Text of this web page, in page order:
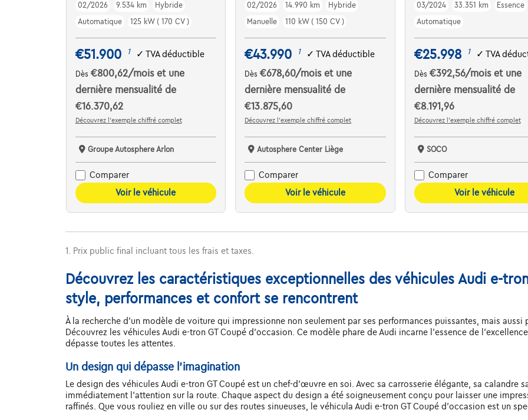
02/2026
9.534 km
Hybride
Automatique
125 kW ( 170 CV )
€51.900 1 ✓ TVA déductible
Dès €800,62/mois et une
dernière mensualité de
€16.370,62
Découvrez l’exemple chiffré complet
Groupe Autosphere Arlon
Comparer
Voir le véhicule
02/2026
14.990 km
Hybride
Manuelle
110 kW ( 150 CV )
€43.990 1 ✓TVA déductible
Dès€678,60/moiset une
dernière mensualité de
€13.875,60
Découvrez l’exemple chiffré complet
Autosphere Center Liège
Comparer
Voir le véhicule
03/2024
33.351 km
Essence
Automatique
€25.998 1 ✓ TVA
Dès €392,56/mois et une
dernière mensualité de
€8.191,96
Découvrez l’exemple chiffré complet
SOCO
Comparer
Voir le véhicule
1. Prix public final incluant tous les frais et taxes.
Découvrez les caractéristiques exceptionnelles des véhicules Audi e-
style, performances et confort se rencontrent
À la recherche d'un modèle de voiture qui impressionne non seulement par ses performances puissantes, mais aussi
Découvrez les véhicules Audi e-tron GT Coupé d'occasion. Ce modèle phare de Audi incarne l'essence de
dépasse toutes les attentes.
Un design qui dépasse l'imagination
Le design des véhicules Audi e-tron GT Coupé est un chef-d'œuvre en soi. Avec sa carrosserie élégante, sa calandre
immédiatement l'attention sur la route. Chaque aspect du design a été soigneusement conçu pour laisser une
raffinés. Que vous rouliez en ville ou sur des routes sinueuses, le véhicula Audi e-tron GT Coupé d'occasion est un